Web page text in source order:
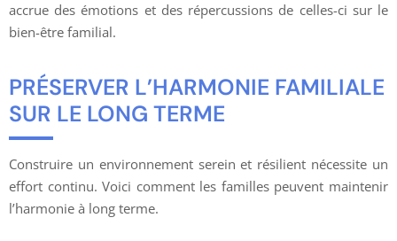
accrue des émotions et des répercussions de celles-ci sur le
bien-être familial.
PRÉSERVER L’HARMONIE FAMILIALE
SUR LE LONG TERME
Construire un environnement serein et résilient nécessite un
effort continu. Voici comment les familles peuvent maintenir
l’harmonie à long terme.